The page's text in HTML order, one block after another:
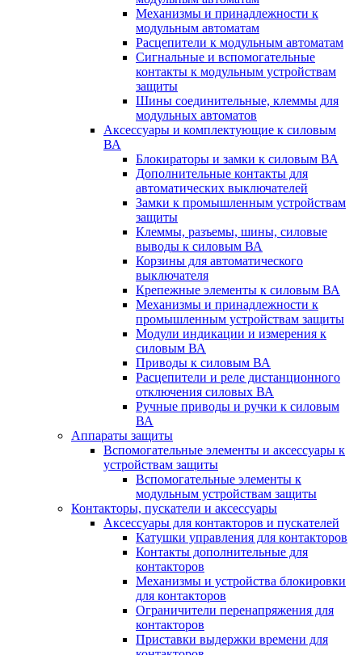
Механизмы и принадлежности к
модульным автоматам
Расцепители к модульным автоматам
Сигнальные и вспомогательные
контакты к модульным устройствам
защиты
Шины соединительные, клеммы для
модульных автоматов
Аксессуары и комплектующие к силовым
ВА
Блокираторы и замки к силовым ВА
Дополнительные контакты для
автоматических выключателей
Замки к промышленным устройствам
защиты
Клеммы, разъемы, шины, силовые
выводы к силовым ВА
Корзины для автоматического
выключателя
Крепежные элементы к силовым ВА
Механизмы и принадлежности к
промышленным устройствам защиты
Модули индикации и измерения к
силовым ВА
Приводы к силовым ВА
Расцепители и реле дистанционного
отключения силовых ВА
Ручные приводы и ручки к силовым
ВА
Аппараты защиты
Вспомогательные элементы и аксессуары к
устройствам защиты
Вспомогательные элементы к
модульным устройствам защиты
Контакторы, пускатели и аксессуары
Аксессуары для контакторов и пускателей
Катушки управления для контакторов
Контакты дополнительные для
контакторов
Механизмы и устройства блокировки
для контакторов
Ограничители перенапряжения для
контакторов
Приставки выдержки времени для